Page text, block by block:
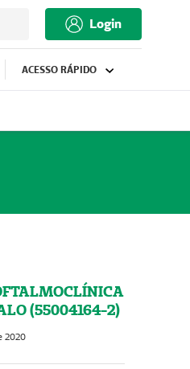
Login
ACESSO RÁPIDO
(55004164-2)
2020